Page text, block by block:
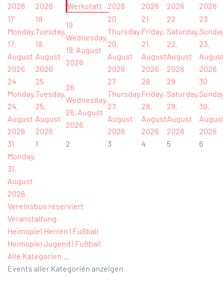
2026
2026
Werkstatt
2026
2026
2026
2026
17
Monday,
17.
August
2026
18
Tuesday,
18.
August
2026
19
Wednesday,
19. August
2026
20
Thursday,
20.
August
2026
21
Friday,
21.
August
2026
22
Saturday,
22.
August
2026
23
23.
2026
24
Monday,
24.
August
2026
25
Tuesday,
25.
August
2026
26
Wednesday,
26. August
2026
27
Thursday,
27.
August
2026
28
Friday,
28.
August
2026
29
Saturday,
29.
August
2026
30
30.
2026
31
Monday,
31.
August
2026
1 2 3 4 5 6
Vereinsbus reserviert
Veranstaltung
Heimspiel Herren | Fußball
Heimspiel Jugend | Fußball
Alle Kategorien ...
Events aller Kategorien anzeigen